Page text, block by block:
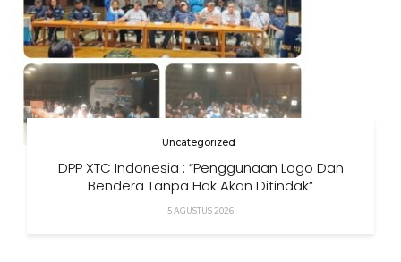
Uncategorized
DPP XTC Indonesia : “Penggunaan Logo Dan
Bendera Tanpa Hak Akan Ditindak”
5 AGUSTUS 2026